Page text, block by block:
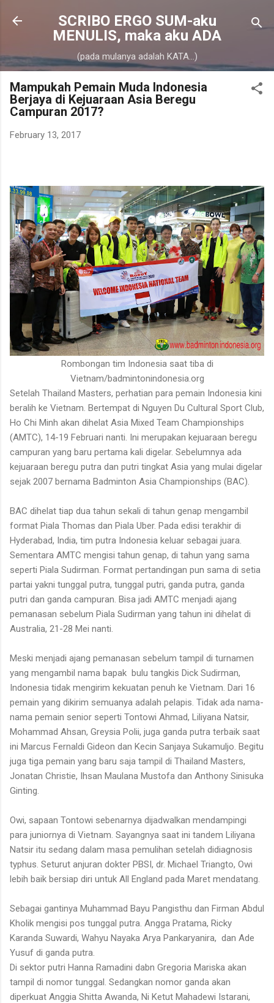
Skip to main content
SCRIBO ERGO SUM-aku
MENULIS, maka aku ADA
(pada mulanya adalah KATA...)
Mampukah Pemain Muda Indonesia
Berjaya di Kejuaraan Asia Beregu
Campuran 2017?
February 13, 2017
Rombongan tim Indonesia saat tiba di
Vietnam/badmintonindonesia.org
Setelah Thailand Masters, perhatian para pemain Indonesia kini
beralih ke Vietnam. Bertempat di Nguyen Du Cultural Sport Club,
Ho Chi Minh akan dihelat Asia Mixed Team Championships
(AMTC), 14-19 Februari nanti. Ini merupakan kejuaraan beregu
campuran yang baru pertama kali digelar. Sebelumnya ada
kejuaraan beregu putra dan putri tingkat Asia yang mulai digelar
sejak 2007 bernama Badminton Asia Championships (BAC).
BAC dihelat tiap dua tahun sekali di tahun genap mengambil
format Piala Thomas dan Piala Uber. Pada edisi terakhir di
Hyderabad, India, tim putra Indonesia keluar sebagai juara.
Sementara AMTC mengisi tahun genap, di tahun yang sama
seperti Piala Sudirman. Format pertandingan pun sama di setia
partai yakni tunggal putra, tunggal putri, ganda putra, ganda
putri dan ganda campuran. Bisa jadi AMTC menjadi ajang
pemanasan sebelum Piala Sudirman yang tahun ini dihelat di
Australia, 21-28 Mei nanti.
Meski menjadi ajang pemanasan sebelum tampil di turnamen
yang mengambil nama bapak bulu tangkis Dick Sudirman,
Indonesia tidak mengirim kekuatan penuh ke Vietnam. Dari 16
pemain yang dikirim semuanya adalah pelapis. Tidak ada nama-
nama pemain senior seperti Tontowi Ahmad, Liliyana Natsir,
Mohammad Ahsan, Greysia Polii, juga ganda putra terbaik saat
ini Marcus Fernaldi Gideon dan Kecin Sanjaya Sukamuljo. Begitu
juga tiga pemain yang baru saja tampil di Thailand Masters,
Jonatan Christie, Ihsan Maulana Mustofa dan Anthony Sinisuka
Ginting.
Owi, sapaan Tontowi sebenarnya dijadwalkan mendampingi
para juniornya di Vietnam. Sayangnya saat ini tandem Liliyana
Natsir itu sedang dalam masa pemulihan setelah didiagnosis
typhus. Seturut anjuran dokter PBSI, dr. Michael Triangto, Owi
lebih baik bersiap diri untuk All England pada Maret mendatang.
Sebagai gantinya Muhammad Bayu Pangisthu dan Firman Abdul
Kholik mengisi pos tunggal putra. Angga Pratama, Ricky
Karanda Suwardi, Wahyu Nayaka Arya Pankaryanira, dan Ade
Yusuf di ganda putra.
Di sektor putri Hanna Ramadini dabn Gregoria Mariska akan
tampil di nomor tunggal. Sedangkan nomor ganda akan
diperkuat Anggia Shitta Awanda, Ni Ketut Mahadewi Istarani,